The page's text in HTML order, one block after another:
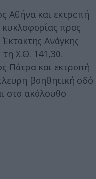
Αθήνα και εκτροπή
προς
Ανάγκης
Χ.Θ. 141,30.
Πάτρα και εκτροπή
βοηθητική οδό
στο ακόλουθο